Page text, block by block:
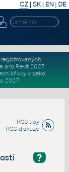
CZ | SK| EN | DE
pro Revit 2027.
křivkyv sekci
2027.
RSS tipy
RSS diskuze
?